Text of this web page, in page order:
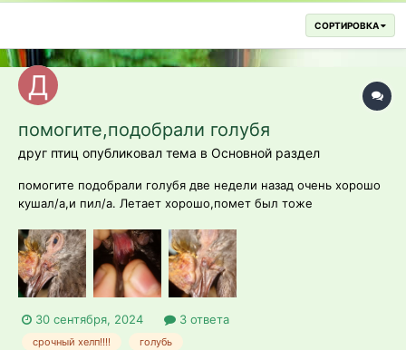
СОРТИРОВКА
помогите,подобрали голубя
друг птиц опубликовал тема в Основной раздел
помогите подобрали голубя две недели назад очень хорошо
кушал/а,и пил/а. Летает хорошо,помет был тоже
кушает,не пьет,и появился запах гнили из клюва.!Вообще не
активен/а Хотя он/а все время нахохлившись сидел/а и
спала,максимум кушал/а и пи...
30 сентября, 2024 3 ответа
срочный хелп!!!! голубь